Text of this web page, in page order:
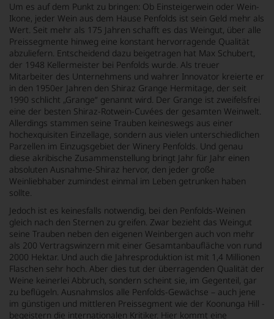
Um es auf dem Punkt zu bringen: Ob Einsteigerwein oder Wein-
Ikone, jeder Wein aus dem Hause Penfolds ist sein Geld mehr als
Wert. Seit mehr als 175 Jahren schafft es das Weingut, über alle
Preissegmente hinweg eine konstant hervorragende Qualität
abzuliefern. Entscheidend dazu beigetragen hat Max Schubert,
der 1948 Kellermeister bei Penfolds wurde. Als treuer
Mitarbeiter des Unternehmens und wahrer Innovator kreierte er
in den 1950er Jahren den Shiraz Grange Hermitage, der seit
1990 schlicht „Grange“ genannt wird. Der Grange ist zweifelsfrei
eine der besten Shiraz-Rotwein-Cuvées der gesamten Weinwelt.
Allerdings stammen seine Trauben keineswegs aus einer
hochexquisiten Einzellage, sondern aus vielen unterschiedlichen
Parzellen im Einzugsgebiet der Winery Penfolds. Und genau
diese akribische Zusammenstellung bringt Jahr für Jahr einen
absoluten Ausnahme-Shiraz hervor, den jeder große
Weinliebhaber zumindest einmal im Leben getrunken haben
sollte.
Jedoch ist es keinesfalls notwendig, bei den Penfolds-Weinen
gleich nach den Sternen zu greifen. Zwar bezieht das Weingut
seine Trauben neben den eigenen Weinbergen auch von mehr
als 200 Vertragswinzern mit einer Gesamtanbaufläche von rund
2000 Hektar. Und auch die Jahresproduktion ist mit 1,4 Millionen
Flaschen sehr hoch. Aber dies tut der überragenden Qualität der
Weine keinerlei Abbruch, sondern scheint sie, im Gegenteil, gar
zu beflügeln. Ausnahmslos alle Penfolds-Gewächse – auch jene
im günstigen und mittleren Preissegment wie der Koonunga Hill -
begeistern die internationalen Kritiker. Hier kommt eine